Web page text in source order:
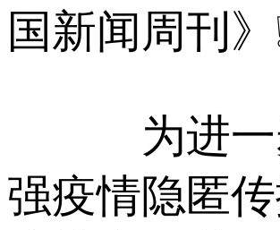
国新闻周刊》
为进一
强疫情隐匿